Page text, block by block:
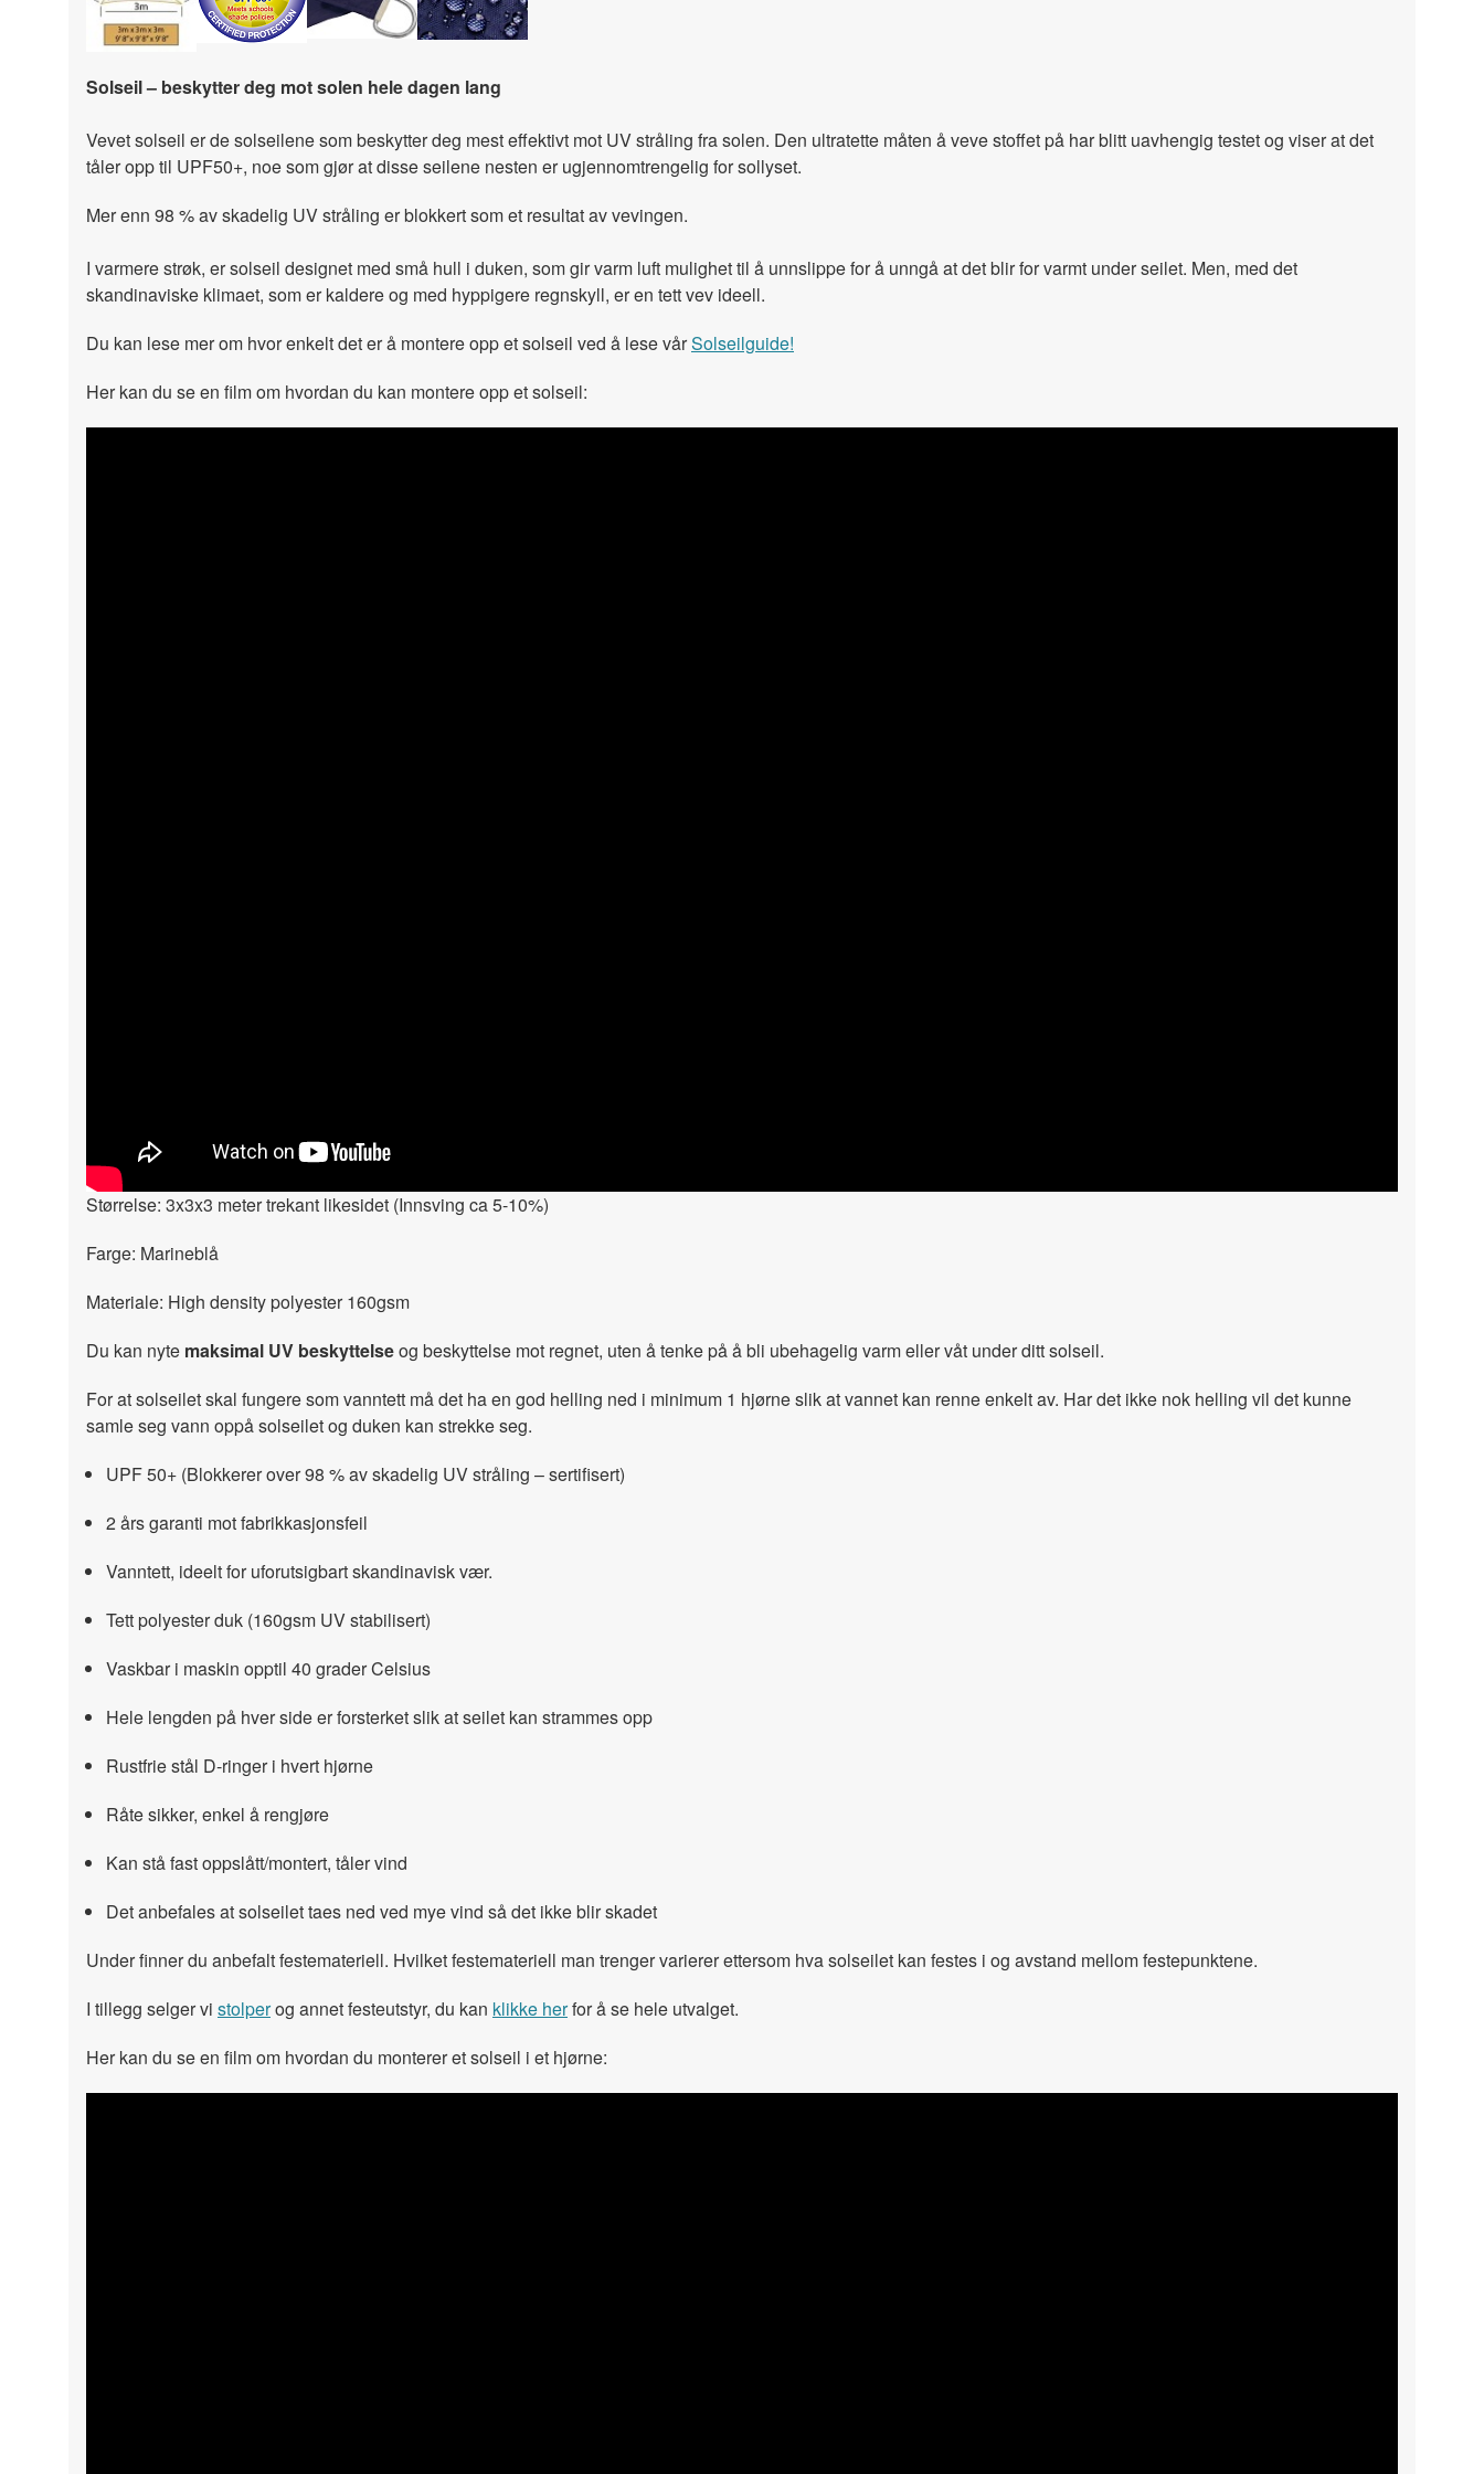
Solseil – beskytter deg mot solen hele dagen lang
Vevet solseil er de solseilene som beskytter deg mest effektivt mot UV stråling fra solen. Den ultratette måten å veve stoffet på har blitt uavhengig testet og viser at det
tåler opp til UPF50+, noe som gjør at disse seilene nesten er ugjennomtrengelig for sollyset.
Mer enn 98 % av skadelig UV stråling er blokkert som et resultat av vevingen.
I varmere strøk, er solseil designet med små hull i duken, som gir varm luft mulighet til å unnslippe for å unngå at det blir for varmt under seilet. Men, med det
skandinaviske klimaet, som er kaldere og med hyppigere regnskyll, er en tett vev ideell.
Du kan lese mer om hvor enkelt det er å montere opp et solseil ved å lese vårSolseilguide!
Her kan du se en film om hvordan du kan montere opp et solseil:
" width="300" height="150">
Størrelse: 3x3x3 meter trekant likesidet (Innsving ca 5-10%)
Farge: Marineblå
Materiale: High density polyester 160gsm
Du kan nyte maksimal UV beskyttelseog beskyttelse mot regnet, uten å tenke på å bli ubehagelig varm eller våt under ditt solseil.
For at solseilet skal fungere som vanntett må det ha en god helling ned i minimum 1 hjørne slik at vannet kan renne enkelt av. Har det ikke nok helling vil det kunne
samle seg vann oppå solseilet og duken kan strekke seg.
UPF 50+ (Blokkerer over 98 % av skadelig UV stråling – sertifisert)
2 års garanti mot fabrikkasjonsfeil
Vanntett, ideelt for uforutsigbart skandinavisk vær.
Tett polyester duk (160gsm UV stabilisert)
Vaskbar i maskin opptil 40 grader Celsius
Hele lengden på hver side er forsterket slik at seilet kan strammes opp
Rustfrie stål D-ringer i hvert hjørne
Råte sikker, enkel å rengjøre
Kan stå fast oppslått/montert, tåler vind
Det anbefales at solseilet taes ned ved mye vind så det ikke blir skadet
Under finner du anbefalt festemateriell. Hvilket festemateriell man trenger varierer ettersom hva solseilet kan festes i og avstand mellom festepunktene.
I tillegg selger vi stolperog annet festeutstyr, du kan klikke herfor å se hele utvalget.
Her kan du se en film om hvordan du monterer et solseil i et hjørne: